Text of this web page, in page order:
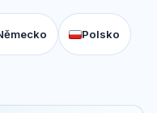
Polsko